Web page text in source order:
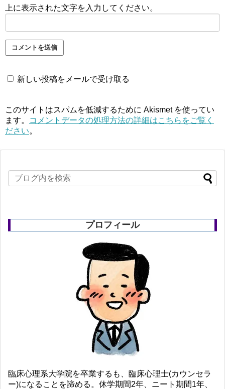
上に表示された文字を入力してください。
新しい投稿をメールで受け取る
このサイトはスパムを低減するために Akismet を使ってい
ます。
コメントデータの処理方法の詳細はこちらをご覧く
ださい。
プロフィール
臨床心理系大学院を卒業するも、臨床心理士(カウンセラ
ー)になることを諦める。休学期間2年、ニート期間1年、